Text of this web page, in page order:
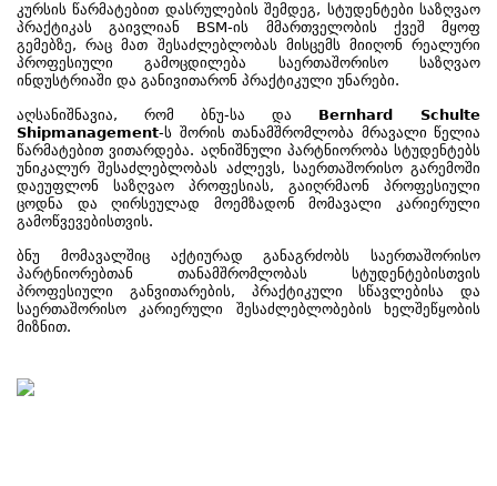
კურსის წარმატებით დასრულების შემდეგ, სტუდენტები საზღვაო
პრაქტიკას გაივლიან BSM-ის მმართველობის ქვეშ მყოფ
გემებზე, რაც მათ შესაძლებლობას მისცემს მიიღონ რეალური
პროფესიული გამოცდილება საერთაშორისო საზღვაო
ინდუსტრიაში და განივითარონ პრაქტიკული უნარები.
აღსანიშნავია, რომ ბნუ-სა და Bernhard Schulte
Shipmanagement-ს შორის თანამშრომლობა მრავალი წელია
წარმატებით ვითარდება. აღნიშნული პარტნიორობა სტუდენტებს
უნიკალურ შესაძლებლობას აძლევს, საერთაშორისო გარემოში
დაეუფლონ საზღვაო პროფესიას, გაიღრმაონ პროფესიული
ცოდნა და ღირსეულად მოემზადონ მომავალი კარიერული
გამოწვევებისთვის.
ბნუ მომავალშიც აქტიურად განაგრძობს საერთაშორისო
პარტნიორებთან თანამშრომლობას სტუდენტებისთვის
პროფესიული განვითარების, პრაქტიკული სწავლებისა და
საერთაშორისო კარიერული შესაძლებლობების ხელშეწყობის
მიზნით.